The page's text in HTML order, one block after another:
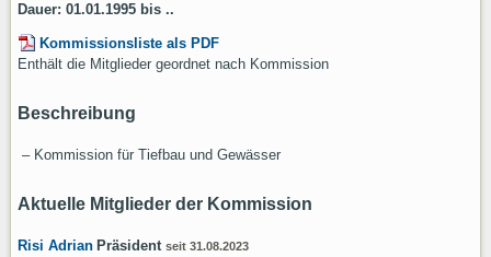
Dauer: 01.01.1995 bis ..
Kommissionsliste als PDF
Enthält die Mitglieder geordnet nach Kommission
Beschreibung
– Kommission für Tiefbau und Gewässer
Aktuelle Mitglieder der Kommission
Risi Adrian Präsidentseit 31.08.2023